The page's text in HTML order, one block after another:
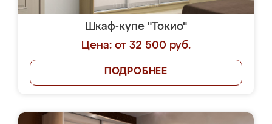
Шкаф-купе "Токио"
Цена: от 32 500 руб.
ПОДРОБНЕЕ